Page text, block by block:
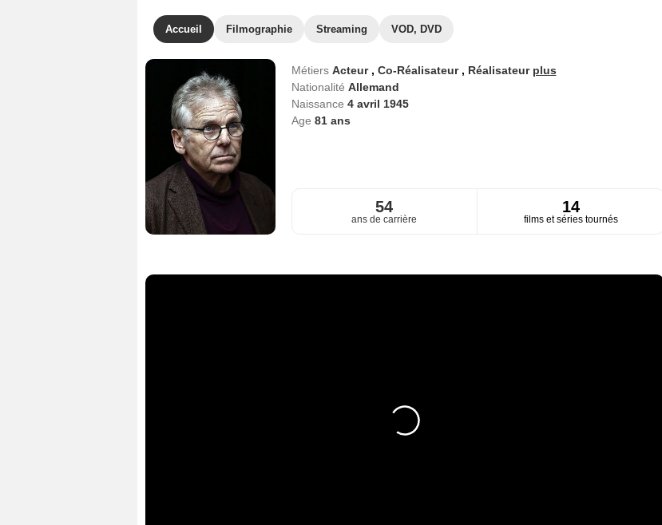
Accueil Filmographie Streaming VOD, DVD
Métiers Acteur , Co-Réalisateur , Réalisateur plus
Nationalité Allemand
Naissance 4 avril 1945
Age 81ans
54
ans de carrière
14
films et séries tournés